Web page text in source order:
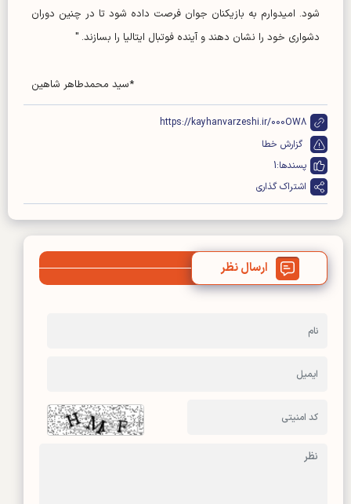
شود. امیدوارم به بازیکنان جوان فرصت داده شود تا در چنین دوران
دشواری خود را نشان دهند و آینده فوتبال ایتالیا را بسازند. "
*سید محمدطاهر شاهین
https://kayhanvarzeshi.ir/000OW8
گزارش خطا
پسندها:1
اشتراک گذاری
ارسال نظر